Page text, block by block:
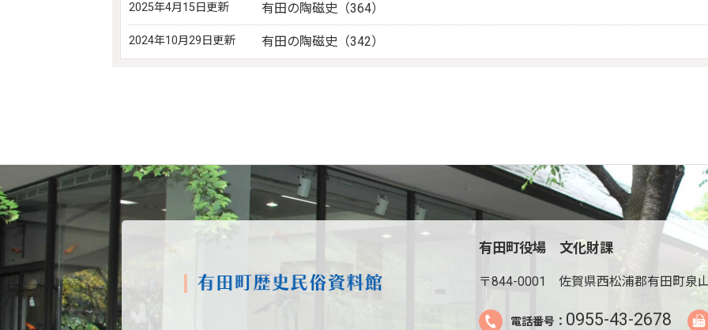
2025年4月15日更新 有田の陶磁史（364）
2024年10月29日更新 有田の陶磁史（342）
有田町役場 文化財課
〒844-0001 佐賀県西松浦郡有田町泉
電話番号： 0955-43-2678